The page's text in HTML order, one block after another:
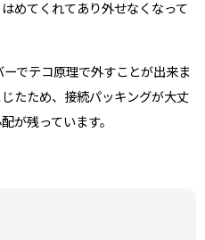
めてくれてあり外せなくなって
でテコ原理で外すことが出来ま
たため、接続パッキングが大丈
が残っています。